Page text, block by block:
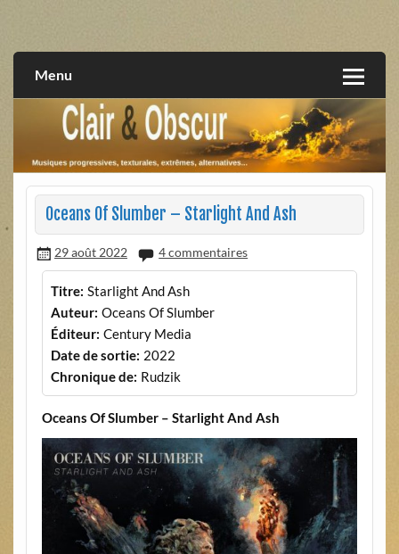
extrêmes, alternatives, texturales
Menu
Oceans Of Slumber – Starlight And Ash
29 août 2022 4 commentaires
Titre: Starlight And Ash
Auteur: Oceans Of Slumber
Éditeur: Century Media
Date de sortie: 2022
Chronique de: Rudzik
Oceans Of Slumber – Starlight And Ash